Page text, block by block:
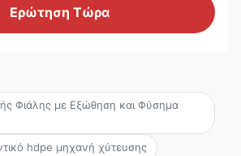
Ερώτηση Τώρα
Φιάλης με Εξώθηση και Φύσημα
hdpe μηχανή χύτευσης